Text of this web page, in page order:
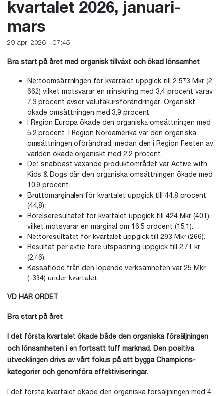
kvartalet 2026, januari-
mars
29 apr, 2026 - 07:45
Bra start på året med organisk tillväxt och ökad lönsamhet
Nettoomsättningen för kvartalet uppgick till 2 573 Mkr (2
662) vilket motsvarar en minskning med 3,4 procent varav
7,3 procent avser valutakursförändringar. Organiskt
ökade omsättningen med 3,9 procent.
I Region Europa ökade den organiska omsättningen med
5,2 procent. I Region Nordamerika var den organiska
omsättningen oförändrad, medan den i Region Resten av
världen ökade organiskt med 2,2 procent.
Det snabbast växande produktområdet var Active with
Kids & Dogs där den organiska omsättningen ökade med
10,9 procent.
Bruttomarginalen för kvartalet uppgick till 44,8 procent
(44,8).
Rörelseresultatet för kvartalet uppgick till 424 Mkr (401),
vilket motsvarar en marginal om 16,5 procent (15,1).
Nettoresultatet för kvartalet uppgick till 293 Mkr (266).
Resultat per aktie före utspädning uppgick till 2,71 kr
(2,46).
Kassaflöde från den löpande verksamheten var 25 Mkr
(-334) under kvartalet.
VD HAR ORDET
Bra start på året
I det första kvartalet ökade både den organiska försäljningen
och lönsamheten i en fortsatt tuff marknad. Den positiva
utvecklingen drivs av vårt fokus på att bygga Champions-
kategorier och genomföra effektiviseringar.
I det första kvartalet ökade den organiska försäljningen med 4